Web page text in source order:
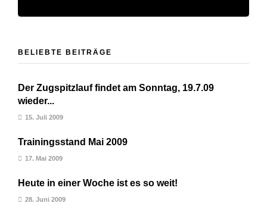
BELIEBTE BEITRÄGE
Der Zugspitzlauf findet am Sonntag, 19.7.09
wieder...
15. Juli 2009
Trainingsstand Mai 2009
17. Mai 2009
Heute in einer Woche ist es so weit!
28. Juni 2009